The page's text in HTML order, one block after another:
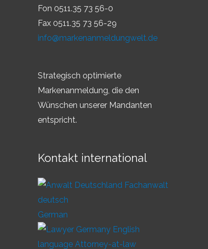
Fon 0511.35 73 56-0
Fax 0511.35 73 56-29
info@markenanmeldungwelt.de
Strategisch optimierte
Markenanmeldung, die den
Wünschen unserer Mandanten
entspricht.
Kontakt international
German